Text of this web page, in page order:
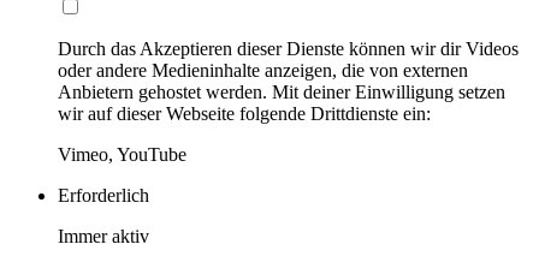
Durch das Akzeptieren dieser Dienste können wir dir Videos
oder andere Medieninhalte anzeigen, die von externen
Anbietern gehostet werden. Mit deiner Einwilligung setzen
wir auf dieser Webseite folgende Drittdienste ein:
Vimeo, YouTube
Erforderlich
Immer aktiv